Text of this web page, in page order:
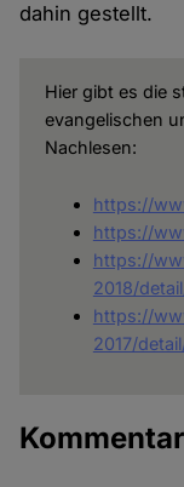
dahin gestellt.
Hier gibt es die
evangelischen
Nachlesen:
https://
https://
https://
2018/
https://
2017/